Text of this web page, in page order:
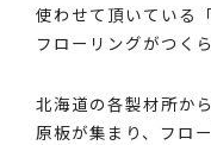
使わせて頂いている
フローリングがつく
北海道の各製材所か
原板が集まり、フロ